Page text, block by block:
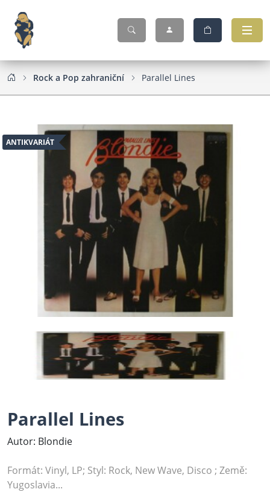
Rock a Pop zahraniční Parallel Lines
ANTIKVARIÁT
Parallel Lines
Autor: Blondie
Formát: Vinyl, LP; Styl: Rock, New Wave, Disco ; Země:
Yugoslavia...